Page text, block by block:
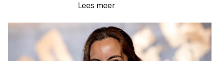
Lees meer